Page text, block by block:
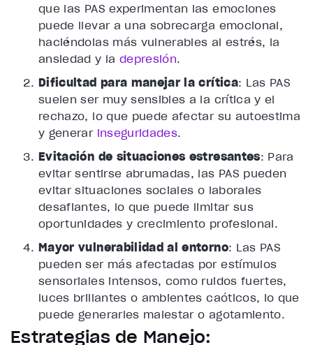
que las PAS experimentan las emociones
puede llevar a una sobrecarga emocional,
haciéndolas más vulnerables al estrés, la
ansiedad y la depresión.
Dificultad para manejar la crítica: Las PAS
suelen ser muy sensibles a la crítica y el
rechazo, lo que puede afectar su autoestima
y generar inseguridades.
Evitación de situaciones estresantes: Para
evitar sentirse abrumadas, las PAS pueden
evitar situaciones sociales o laborales
desafiantes, lo que puede limitar sus
oportunidades y crecimiento profesional.
Mayor vulnerabilidad al entorno: Las PAS
pueden ser más afectadas por estímulos
sensoriales intensos, como ruidos fuertes,
luces brillantes o ambientes caóticos, lo que
puede generarles malestar o agotamiento.
Estrategias de Manejo: